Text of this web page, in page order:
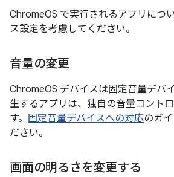
ChromeOS で実行されるアプリにつ
ス設定を考慮してください。
音量の変更
ChromeOS デバイスは固定音量デバ
生するアプリは、独自の音量コント
す。 固定音量デバイスへの対応のガ
ださい。
画面の明るさを変更する